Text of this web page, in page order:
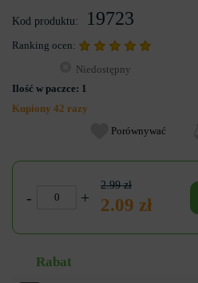
Kod produktu: 19723
Ranking ocen:
Niedostępny
Ilość w paczce: 1
Kupiony 42 razy
Porównywać
- +
2.99 zł
2.09 zł
Rabat